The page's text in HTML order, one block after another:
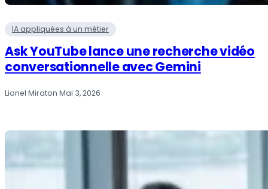
IA appliquées à un métier
Ask YouTube lance une recherche vidéo
conversationnelle avec Gemini
Lionel Miraton·Mai 3, 2026